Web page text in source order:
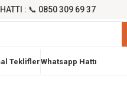
: 📞 0850 309 69 37
TekliflerWhatsapp Hattı